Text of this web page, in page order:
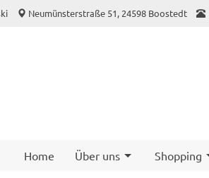
Neumünsterstraße 51, 24598 Boostedt
Home Über uns Shopping